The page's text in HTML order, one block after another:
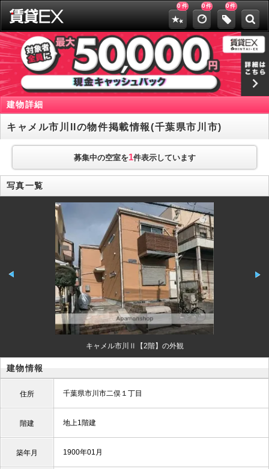
0 件 0件 0件
建物詳細
キャメル市川IIの物件掲載情報(千葉県市川市)
募集中の空室を1件表示しています
写真一覧
キャメル市川Ⅱ【2階】の外観
建物情報
住所 千葉県市川市二俣１丁目
階建 地上1階建
築年月 1900年01月